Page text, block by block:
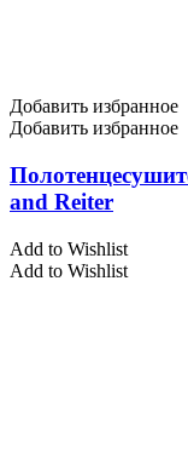
Добавить избранное
Добавить избранное
and Reiter
Add to Wishlist
Add to Wishlist